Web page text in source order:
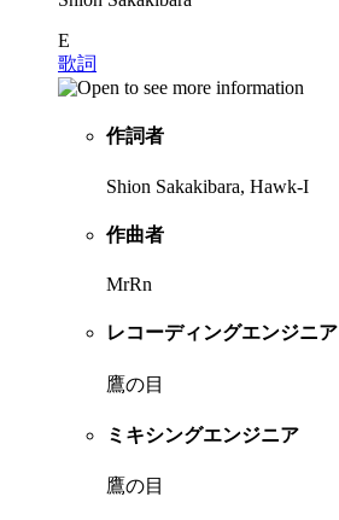
E
歌詞
作詞者
Shion Sakakibara, Hawk-I
作曲者
MrRn
レコーディングエンジニア
鷹の目
ミキシングエンジニア
鷹の目